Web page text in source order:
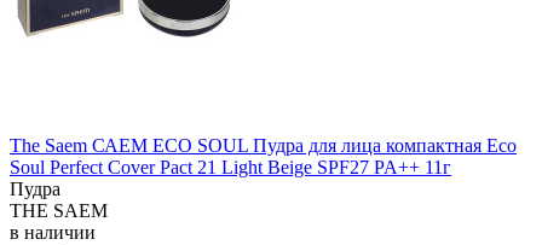
The Saem САЕМ ECO SOUL Пудра для лица компактная Eco
Soul Perfect Cover Pact 21 Light Beige SPF27 PA++ 11г
Пудра
THE SAEM
в наличии